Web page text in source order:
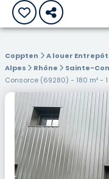
Coppten A louer
Alpes
Rhône Sainte-
Consorce (69280) - 180 m² -